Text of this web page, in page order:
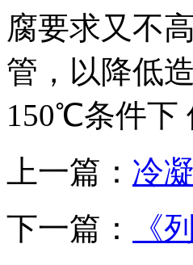
腐要求又不
管，以降低
150℃条件下
上一篇： 冷
下一篇：
《